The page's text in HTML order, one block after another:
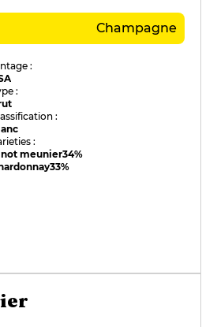
Champagne
:
:
:
:
meunier34%
33%